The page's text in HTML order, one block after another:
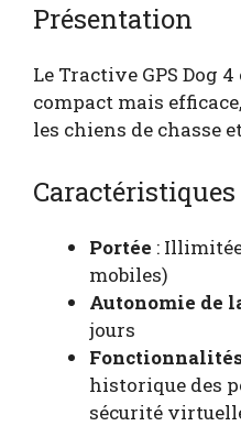
Présentation
Le Tractive GPS Dog
compact mais
les chiens de chasse
Caractéristiques
Portée :
mobiles)
Autonomie de
jours
historique des
sécurité